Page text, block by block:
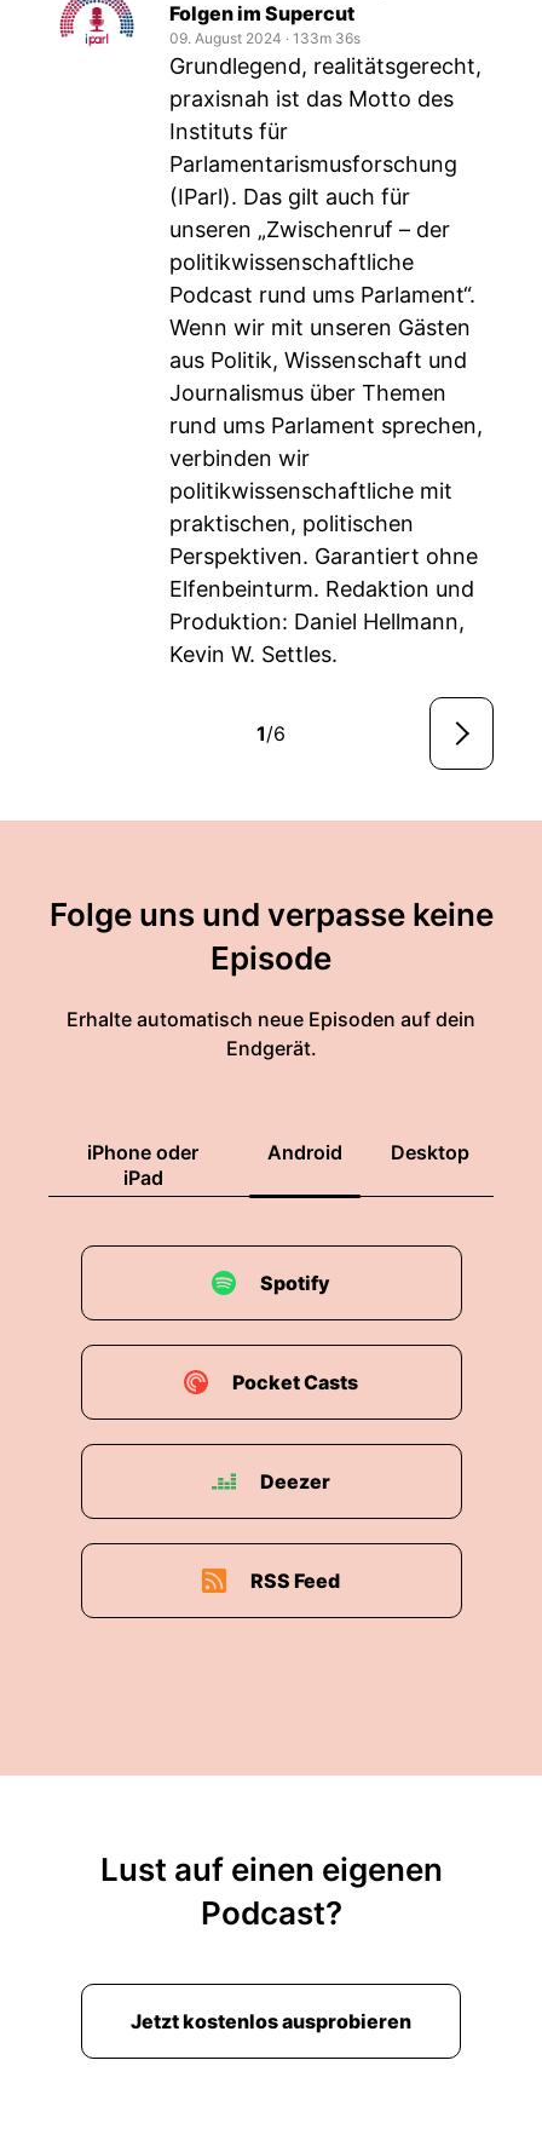
Folgen im Supercut
09. August 2024 ‧ 133m 36s
Grundlegend, realitätsgerecht,
praxisnah ist das Motto des
Instituts für
Parlamentarismusforschung
(IParl). Das gilt auch für
unseren „Zwischenruf – der
politikwissenschaftliche
Podcast rund ums Parlament“.
Wenn wir mit unseren Gästen
aus Politik, Wissenschaft und
Journalismus über Themen
rund ums Parlament sprechen,
verbinden wir
politikwissenschaftliche mit
praktischen, politischen
Perspektiven. Garantiert ohne
Elfenbeinturm. Redaktion und
Produktion: Daniel Hellmann,
Kevin W. Settles.
1/6
Folge uns und verpasse keine
Episode
Erhalte automatisch neue Episoden auf dein
Endgerät.
iPhone oder
iPad
Android Desktop
Spotify
Pocket Casts
Deezer
RSS Feed
Lust auf einen eigenen
Podcast?
Jetzt kostenlos ausprobieren